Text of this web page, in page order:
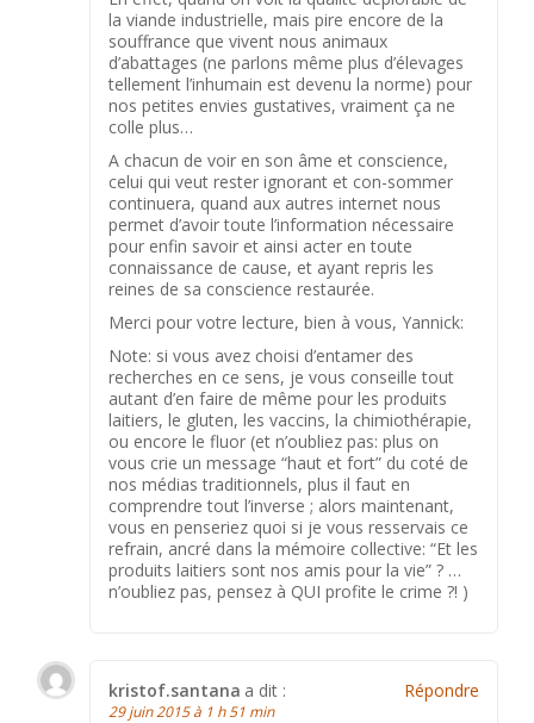
la viande industrielle, mais pire encore de la
souffrance que vivent nous animaux
d’abattages (ne parlons même plus d’élevages
tellement l’inhumain est devenu la norme) pour
nos petites envies gustatives, vraiment ça ne
colle plus…
A chacun de voir en son âme et conscience,
celui qui veut rester ignorant et con-sommer
continuera, quand aux autres internet nous
permet d’avoir toute l’information nécessaire
pour enfin savoir et ainsi acter en toute
connaissance de cause, et ayant repris les
reines de sa conscience restaurée.
Merci pour votre lecture, bien à vous, Yannick:
Note: si vous avez choisi d’entamer des
recherches en ce sens, je vous conseille tout
autant d’en faire de même pour les produits
laitiers, le gluten, les vaccins, la chimiothérapie,
ou encore le fluor (et n’oubliez pas: plus on
vous crie un message “haut et fort” du coté de
nos médias traditionnels, plus il faut en
comprendre tout l’inverse ; alors maintenant,
vous en penseriez quoi si je vous resservais ce
refrain, ancré dans la mémoire collective: “Et les
produits laitiers sont nos amis pour la vie” ? …
n’oubliez pas, pensez à QUI profite le crime ?! )
kristof.santana a dit :
29 juin 2015 à 1 h 51 min
Répondre